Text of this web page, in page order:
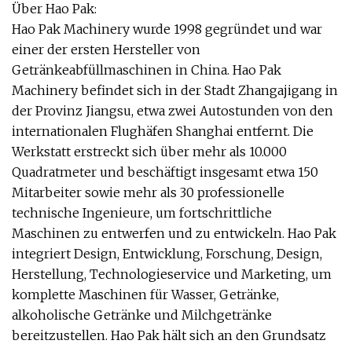
Über Hao Pak:
Hao Pak Machinery wurde 1998 gegründet und war
einer der ersten Hersteller von
Getränkeabfüllmaschinen in China. Hao Pak
Machinery befindet sich in der Stadt Zhangajigang in
der Provinz Jiangsu, etwa zwei Autostunden von den
internationalen Flughäfen Shanghai entfernt. Die
Werkstatt erstreckt sich über mehr als 10.000
Quadratmeter und beschäftigt insgesamt etwa 150
Mitarbeiter sowie mehr als 30 professionelle
technische Ingenieure, um fortschrittliche
Maschinen zu entwerfen und zu entwickeln. Hao Pak
integriert Design, Entwicklung, Forschung, Design,
Herstellung, Technologieservice und Marketing, um
komplette Maschinen für Wasser, Getränke,
alkoholische Getränke und Milchgetränke
bereitzustellen. Hao Pak hält sich an den Grundsatz